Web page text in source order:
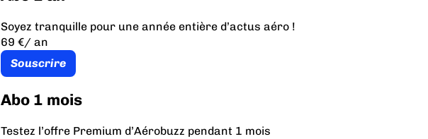
Soyez tranquille pour une année entière d’actus aéro !
69 €/ an
Souscrire
Abo 1 mois
Testez l’offre Premium d’Aérobuzz pendant 1 mois